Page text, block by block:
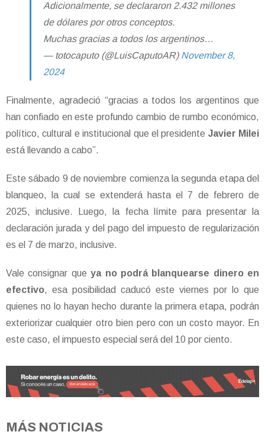
Adicionalmente, se declararon 2.432 millones
de dólares por otros conceptos.
Muchas gracias a todos los argentinos…
— totocaputo (@LuisCaputoAR) November 8,
2024
Finalmente, agradeció “gracias a todos los argentinos que
han confiado en este profundo cambio de rumbo económico,
político, cultural e institucional que el presidente Javier Milei
está llevando a cabo”.
Este sábado 9 de noviembre comienza la segunda etapa del
blanqueo, la cual se extenderá hasta el 7 de febrero de
2025, inclusive. Luego, la fecha límite para presentar la
declaración jurada y del pago del impuesto de regularización
es el 7 de marzo, inclusive.
Vale consignar queya no podrá blanquearse dinero en
efectivo, esa posibilidad caducó este viernes por lo que
quienes no lo hayan hecho durante la primera etapa, podrán
exteriorizar cualquier otro bien pero con un costo mayor. En
este caso, el impuesto especial será del 10 por ciento.
MÁS NOTICIAS